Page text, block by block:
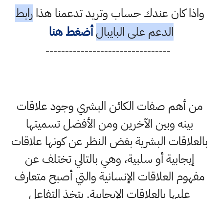
واذا كان عندك حساب وتريد تدعمنا هذارابط
الدعم على البايبال أضغط هنا
--------------------------------
من أهم صفات الكائن البشري وجود علاقات
بينه وبين الآخرين ومن الأفضل تسميتها
بالعلاقات البشرية بغض النظر عن كونها علاقات
إيجابية أو سلبية، وهي بالتالي تختلف عن
مفهوم العلاقات الإنسانية والتي أصبح متعارف
عليها بالعلاقات الإيجابية. يتخذ التفاعل